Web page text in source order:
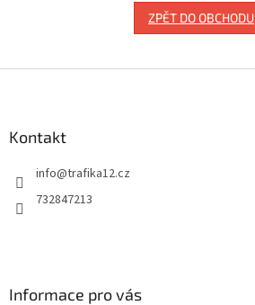
ZPĚT DO OBCHODU
Kontakt
info@trafika12.cz
732847213
Informace pro vás